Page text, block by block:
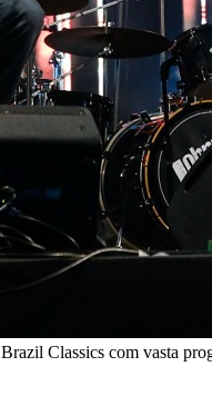
Classics com vasta